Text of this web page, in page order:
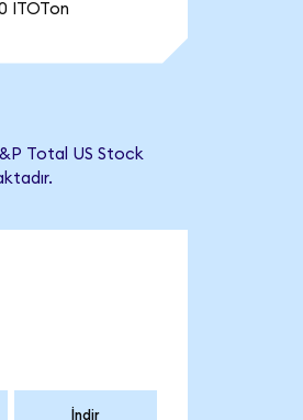
ITOTon
Total US Stock
İndir